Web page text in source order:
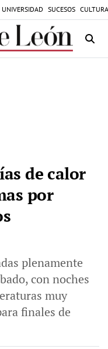
UNIVERSIDAD SUCESOS
de calor
por
plenamente
con noches
muy
finales de